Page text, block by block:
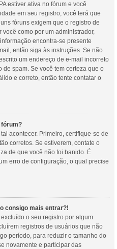
estiver ativa no fórum e você
em seu registro, você terá que
fóruns exigem que o registro de
como por um administrador,
encontra-se presente
então siga às instruções. Se não
um endereço de e-mail incorreto
de spam. Se você tem certeza que o
e correto, então tente contatar o
fórum?
acontecer. Primeiro, certifique-se de
corretos. Se estiverem, contate o
de que você não foi banido. É
erro de configuração, o qual precise
consigo mais entrar?!
o seu registro por algum
registros de usuários que não
período, para reduzir o tamanho do
novamente e participar das